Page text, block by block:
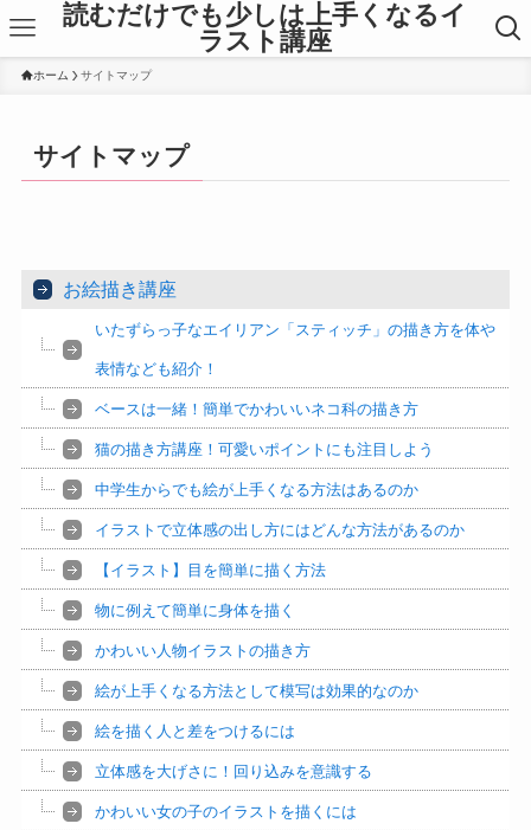
読むだけでも少しは上手くなるイ
ラスト講座
ホーム サイトマップ
サイトマップ
お絵描き講座
いたずらっ子なエイリアン「スティッチ」の描き方を体や
表情なども紹介！
ベースは一緒！簡単でかわいいネコ科の描き方
猫の描き方講座！可愛いポイントにも注目しよう
中学生からでも絵が上手くなる方法はあるのか
イラストで立体感の出し方にはどんな方法があるのか
【イラスト】目を簡単に描く方法
物に例えて簡単に身体を描く
かわいい人物イラストの描き方
絵が上手くなる方法として模写は効果的なのか
絵を描く人と差をつけるには
立体感を大げさに！回り込みを意識する
かわいい女の子のイラストを描くには